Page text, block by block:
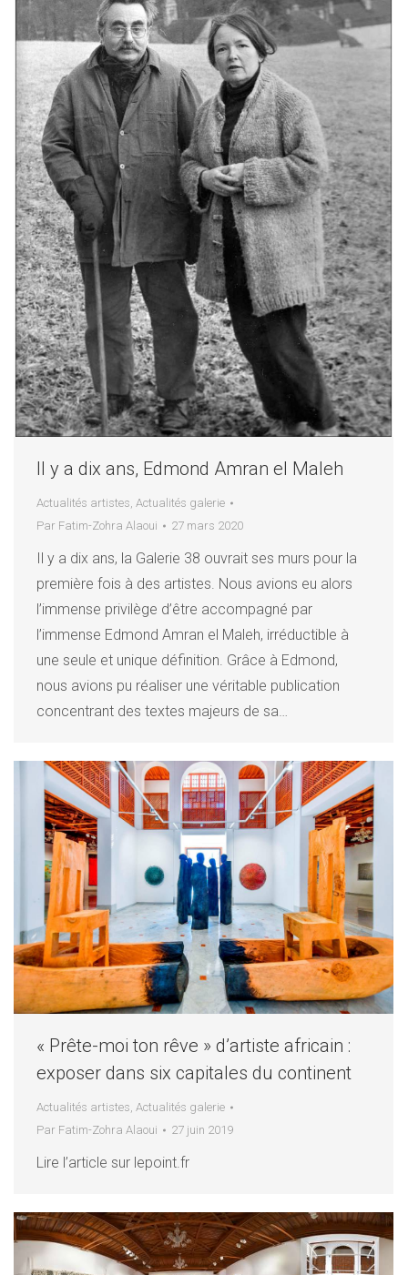
Il y a dix ans, Edmond Amran el Maleh
Actualités artistes, Actualités galerie
Par Fatim-Zohra Alaoui 27 mars 2020
Il y a dix ans, la Galerie 38 ouvrait ses murs pour la
première fois à des artistes. Nous avions eu alors
l’immense privilège d’être accompagné par
l’immense Edmond Amran el Maleh, irréductible à
une seule et unique définition. Grâce à Edmond,
nous avions pu réaliser une véritable publication
concentrant des textes majeurs de sa…
« Prête-moi ton rêve » d’artiste africain :
exposer dans six capitales du continent
Actualités artistes, Actualités galerie
Par Fatim-Zohra Alaoui 27 juin 2019
Lire l’article sur lepoint.fr